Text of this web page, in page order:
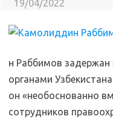
19/04/2022
н Раббимов
органами
он «необоснованно
сотрудников